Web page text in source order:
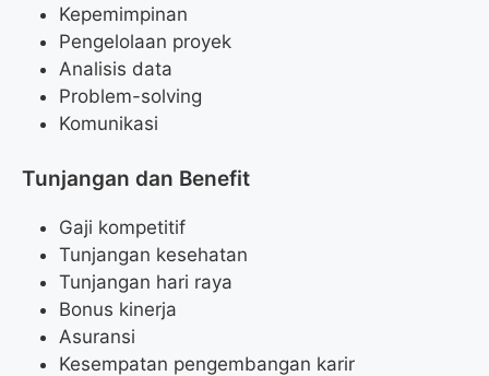
Kepemimpinan
Pengelolaan proyek
Analisis data
Problem-solving
Komunikasi
Tunjangan dan Benefit
Gaji kompetitif
Tunjangan kesehatan
Tunjangan hari raya
Bonus kinerja
Asuransi
Kesempatan pengembangan karir